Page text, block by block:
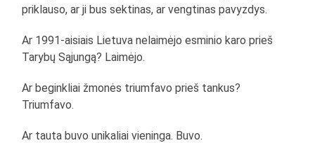
priklauso, ar ji bus sektinas, ar vengtinas pavyzdys.
Ar 1991-aisiais Lietuva nelaimėjo esminio karo prieš
Tarybų Sąjungą? Laimėjo.
Ar beginkliai žmonės triumfavo prieš tankus?
Triumfavo.
Ar tauta buvo unikaliai vieninga. Buvo.